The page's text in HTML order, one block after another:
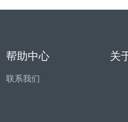
帮助中心
联系我们
关